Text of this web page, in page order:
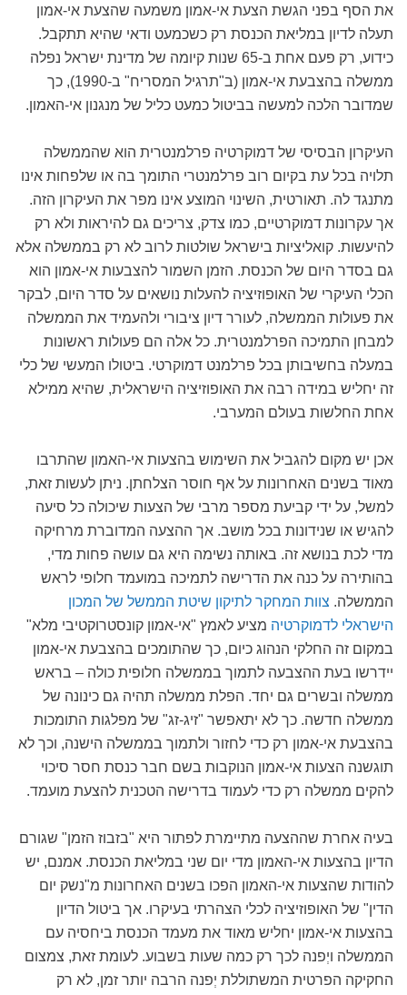
את הסף בפני הגשת הצעת אי-אמון משמעה שהצעת אי-אמון
תעלה לדיון במליאת הכנסת רק כשכמעט ודאי שהיא תתקבל.
כידוע, רק פעם אחת ב-65 שנות קיומה של מדינת ישראל נפלה
ממשלה בהצבעת אי-אמון (ב"תרגיל המסריח" ב-1990), כך
שמדובר הלכה למעשה בביטול כמעט כליל של מנגנון אי-האמון.
העיקרון הבסיסי של דמוקרטיה פרלמנטרית הוא שהממשלה
תלויה בכל עת בקיום רוב פרלמנטרי התומך בה או שלפחות אינו
מתנגד לה. תאורטית, השינוי המוצע אינו מפר את העיקרון הזה.
אך עקרונות דמוקרטיים, כמו צדק, צריכים גם להיראות ולא רק
להיעשות. קואליציות בישראל שולטות לרוב לא רק בממשלה אלא
גם בסדר היום של הכנסת. הזמן השמור להצבעות אי-אמון הוא
הכלי העיקרי של האופוזיציה להעלות נושאים על סדר היום, לבקר
את פעולות הממשלה, לעורר דיון ציבורי ולהעמיד את הממשלה
למבחן התמיכה הפרלמנטרית. כל אלה הם פעולות ראשונות
במעלה בחשיבותן בכל פרלמנט דמוקרטי. ביטולו המעשי של כלי
זה יחליש במידה רבה את האופוזיציה הישראלית, שהיא ממילא
אחת החלשות בעולם המערבי.
אכן יש מקום להגביל את השימוש בהצעות אי-האמון שהתרבו
מאוד בשנים האחרונות על אף חוסר הצלחתן. ניתן לעשות זאת,
למשל, על ידי קביעת מספר מרבי של הצעות שיכולה כל סיעה
להגיש או שנידונות בכל מושב. אך ההצעה המדוברת מרחיקה
מדי לכת בנושא זה. באותה נשימה היא גם עושה פחות מדי,
בהותירה על כנה את הדרישה לתמיכה במועמד חלופי לראש
הממשלה. צוות המחקר לתיקון שיטת הממשל של המכון
הישראלי לדמוקרטיה מציע לאמץ "אי-אמון קונסטרוקטיבי מלא"
במקום זה החלקי הנהוג כיום, כך שהתומכים בהצבעת אי-אמון
יידרשו בעת ההצבעה לתמוך בממשלה חלופית כולה – בראש
ממשלה ובשרים גם יחד. הפלת ממשלה תהיה גם כינונה של
ממשלה חדשה. כך לא יתאפשר "זיג-זג" של מפלגות התומכות
בהצבעת אי-אמון רק כדי לחזור ולתמוך בממשלה הישנה, וכך לא
תוגשנה הצעות אי-אמון הנוקבות בשם חבר כנסת חסר סיכוי
להקים ממשלה רק כדי לעמוד בדרישה הטכנית להצעת מועמד.
בעיה אחרת שההצעה מתיימרת לפתור היא "בזבוז הזמן" שגורם
הדיון בהצעות אי-האמון מדי יום שני במליאת הכנסת. אמנם, יש
להודות שהצעות אי-האמון הפכו בשנים האחרונות מ"נשק יום
הדין" של האופוזיציה לכלי הצהרתי בעיקרו. אך ביטול הדיון
בהצעות אי-אמון יחליש מאוד את מעמד הכנסת ביחסיה עם
הממשלה ויְפנה לכך רק כמה שעות בשבוע. לעומת זאת, צמצום
החקיקה הפרטית המשתוללת יְפנה הרבה יותר זמן, לא רק